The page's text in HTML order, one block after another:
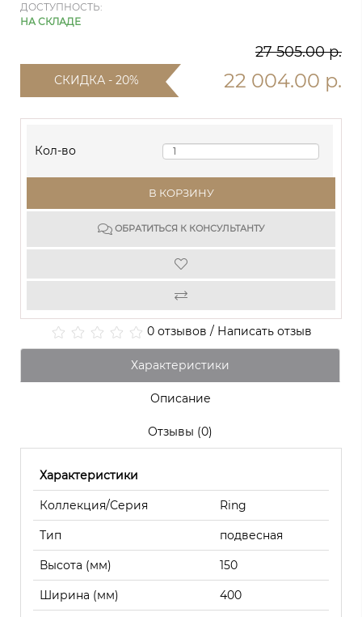
ДОСТУПНОСТЬ:
НА СКЛАДЕ
27 505.00 р.
СКИДКА - 20% 22 004.00 р.
Кол-во
В КОРЗИНУ
ОБРАТИТЬСЯ К КОНСУЛЬТАНТУ
0 отзывов / Написать отзыв
Характеристики
Описание
Отзывы (0)
Характеристики
Коллекция/Серия Ring
Тип подвесная
Высота (мм) 150
Ширина (мм) 400